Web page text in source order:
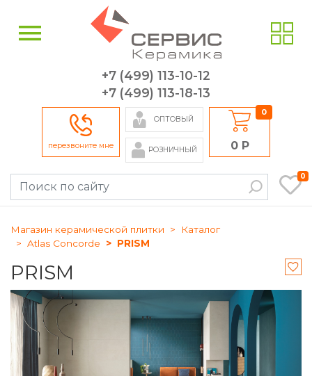
+7 (499) 113-10-12
+7 (499) 113-18-13
перезвоните мне
ОПТОВЫЙ
РОЗНИЧНЫЙ
0
0 Р
0
Магазин керамической плитки
Каталог
Atlas Concorde
PRISM
PRISM